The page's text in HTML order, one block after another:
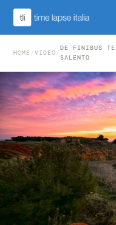
HOME /VIDEO /
DE FINIBUS
SALENTO